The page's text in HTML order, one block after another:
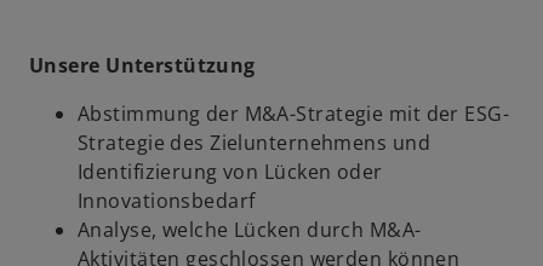
Unsere Unterstützung
Abstimmung der M&A-Strategie mit der ESG-
Strategie des Zielunternehmens und
Identifizierung von Lücken oder
Innovationsbedarf
Analyse, welche Lücken durch M&A-
Aktivitäten geschlossen werden können